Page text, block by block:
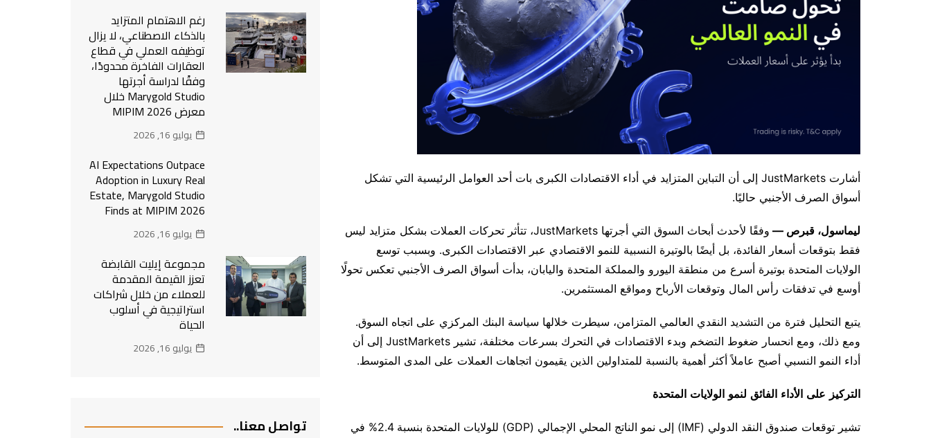
أشارت JustMarkets إلى أن التباين المتزايد في أداء الاقتصادات الكبرى بات أحد العوامل الرئيسية التي تشكل
أسواق الصرف الأجنبي حاليًا.
ليماسول، قبرص — وفقًا لأحدث أبحاث السوق التي أجرتها ، تتأثر تحركات العملات بشكل متزايد ليس
فقط بتوقعات أسعار الفائدة، بل أيضًا بالوتيرة النسبية للنمو الاقتصادي عبر الاقتصادات الكبرى. وبسبب توسع
الولايات المتحدة بوتيرة أسرع من منطقة اليورو والمملكة المتحدة واليابان، بدأت أسواق الصرف الأجنبي تعكس تحولًا
أوسع في تدفقات رأس المال وتوقعات الأرباح ومواقع المستثمرين.
يتبع التحليل فترة من التشديد النقدي العالمي المتزامن، سيطرت خلالها سياسة البنك المركزي على اتجاه السوق.
ومع ذلك، ومع انحسار ضغوط التضخم وبدء الاقتصادات في التحرك بسرعات مختلفة، تشير إلى أن
أداء النمو النسبي أصبح عاملاً أكثر أهمية بالنسبة للمتداولين الذين يقيمون اتجاهات العملات على المدى المتوسط.
التركيز على الأداء الفائق لنمو الولايات المتحدة
تشير توقعات صندوق النقد الدولي (IMF) إلى نمو الناتج المحلي الإجمالي (GDP) للولايات المتحدة بنسبة 2.4%
في
رغم الاهتمام المتزايد
بالذكاء الاصطناعي، لا يزال
توظيفه العملي في قطاع
العقارات الفاخرة محدودًا،
وفقًا لدراسة أجرتها
Marygold Studio خلال
معرض MIPIM 2026
يوليو 16, 2026
AI Expectations Outpace
Adoption in Luxury Real
Estate, Marygold Studio
Finds at MIPIM 2026
يوليو 16, 2026
مجموعة إيليت القابضة
تعزز القيمة المقدمة
للعملاء من خلال شراكات
استراتيجية في أسلوب
الحياة
يوليو 16, 2026
تواصل معنا..